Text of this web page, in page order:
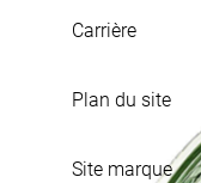
Carrière
Plan du site
Site marque